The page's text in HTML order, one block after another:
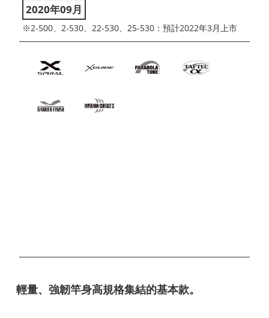
2020年09月
※2-500、2-530、22-530、25-530：預計2022年3月上市
輕量、強韌竿身高規格集結的基本款。